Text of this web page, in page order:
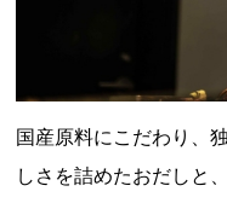
国産原料にこだわり、
しさを詰めたおだしと